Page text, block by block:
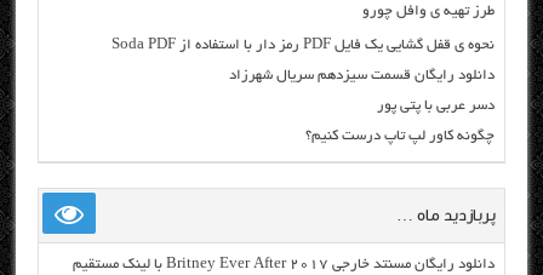
طرز تهیه ی وافل چورو
نحوه ی قفل گشایی یک فایل PDF رمز دار با استفاده از Soda PDF
دانلود رایگان قسمت سیزدهم سریال شهرزاد
دسر عربی با پتی پور
چگونه کاور لپ تاپ درست کنیم؟
پربازدید ماه …
دانلود رایگان مسنتد خارجی Britney Ever After 2017 با لینک مستقیم